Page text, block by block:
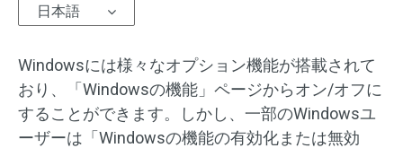
日本語
Windowsには様々なオプション機能が搭載されて
おり、「Windowsの機能」ページからオン/オフに
することができます。しかし、一部のWindowsユ
ーザーは「Windowsの機能の有効化または無効